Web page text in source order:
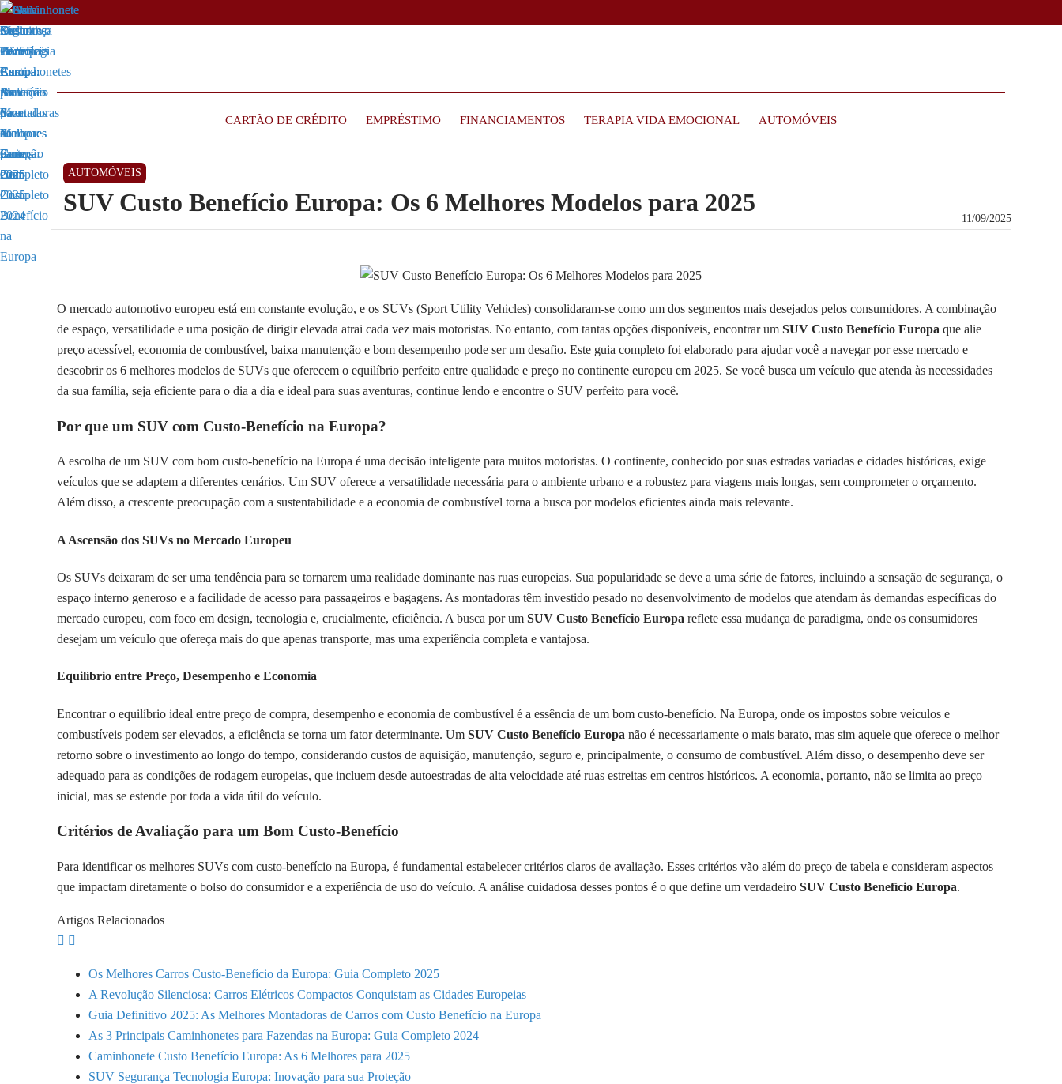
CARTÃO DE CRÉDITO EMPRÉSTIMO FINANCIAMENTOS TERAPIA VIDA EMOCIONAL AUTOMÓVEIS
AUTOMÓVEIS
SUV Custo Benefício Europa: Os 6 Melhores Modelos para 2025
11/09/2025
O mercado automotivo europeu está em constante evolução, e os SUVs (Sport Utility Vehicles) consolidaram-se como um dos segmentos mais desejados pelos consumidores. A combinação
de espaço, versatilidade e uma posição de dirigir elevada atrai cada vez mais motoristas. No entanto, com tantas opções disponíveis, encontrar um SUV Custo Benefício Europa que alie
preço acessível, economia de combustível, baixa manutenção e bom desempenho pode ser um desafio. Este guia completo foi elaborado para ajudar você a navegar por esse mercado e
descobrir os 6 melhores modelos de SUVs que oferecem o equilíbrio perfeito entre qualidade e preço no continente europeu em 2025. Se você busca um veículo que atenda às necessidades
da sua família, seja eficiente para o dia a dia e ideal para suas aventuras, continue lendo e encontre o SUV perfeito para você.
Por que um SUV com Custo-Benefício na Europa?
A escolha de um SUV com bom custo-benefício na Europa é uma decisão inteligente para muitos motoristas. O continente, conhecido por suas estradas variadas e cidades históricas, exige
veículos que se adaptem a diferentes cenários. Um SUV oferece a versatilidade necessária para o ambiente urbano e a robustez para viagens mais longas, sem comprometer o orçamento.
Além disso, a crescente preocupação com a sustentabilidade e a economia de combustível torna a busca por modelos eficientes ainda mais relevante.
A Ascensão dos SUVs no Mercado Europeu
Os SUVs deixaram de ser uma tendência para se tornarem uma realidade dominante nas ruas europeias. Sua popularidade se deve a uma série de fatores, incluindo a sensação de segurança, o
espaço interno generoso e a facilidade de acesso para passageiros e bagagens. As montadoras têm investido pesado no desenvolvimento de modelos que atendam às demandas específicas do
mercado europeu, com foco em design, tecnologia e, crucialmente, eficiência. A busca por um SUV Custo Benefício Europa reflete essa mudança de paradigma, onde os consumidores
desejam um veículo que ofereça mais do que apenas transporte, mas uma experiência completa e vantajosa.
Equilíbrio entre Preço, Desempenho e Economia
Encontrar o equilíbrio ideal entre preço de compra, desempenho e economia de combustível é a essência de um bom custo-benefício. Na Europa, onde os impostos sobre veículos e
combustíveis podem ser elevados, a eficiência se torna um fator determinante. Um SUV Custo Benefício Europa não é necessariamente o mais barato, mas sim aquele que oferece o melhor
retorno sobre o investimento ao longo do tempo, considerando custos de aquisição, manutenção, seguro e, principalmente, o consumo de combustível. Além disso, o desempenho deve ser
adequado para as condições de rodagem europeias, que incluem desde autoestradas de alta velocidade até ruas estreitas em centros históricos. A economia, portanto, não se limita ao preço
inicial, mas se estende por toda a vida útil do veículo.
Critérios de Avaliação para um Bom Custo-Benefício
Para identificar os melhores SUVs com custo-benefício na Europa, é fundamental estabelecer critérios claros de avaliação. Esses critérios vão além do preço de tabela e consideram aspectos
que impactam diretamente o bolso do consumidor e a experiência de uso do veículo. A análise cuidadosa desses pontos é o que define um verdadeiro SUV Custo Benefício Europa.
Artigos Relacionados
Os Melhores Carros Custo-Benefício da Europa: Guia Completo 2025
A Revolução Silenciosa: Carros Elétricos Compactos Conquistam as Cidades Europeias
Guia Definitivo 2025: As Melhores Montadoras de Carros com Custo Benefício na Europa
As 3 Principais Caminhonetes para Fazendas na Europa: Guia Completo 2024
Caminhonete Custo Benefício Europa: As 6 Melhores para 2025
SUV Segurança Tecnologia Europa: Inovação para sua Proteção